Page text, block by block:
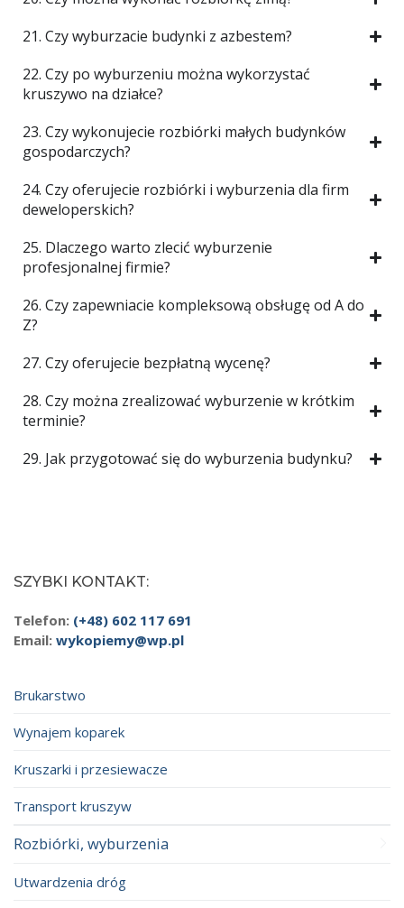
21. Czy wyburzacie budynki z azbestem?
22. Czy po wyburzeniu można wykorzystać
kruszywo na działce?
23. Czy wykonujecie rozbiórki małych budynków
gospodarczych?
24. Czy oferujecie rozbiórki i wyburzenia dla firm
deweloperskich?
25. Dlaczego warto zlecić wyburzenie
profesjonalnej firmie?
26. Czy zapewniacie kompleksową obsługę od A do
Z?
27. Czy oferujecie bezpłatną wycenę?
28. Czy można zrealizować wyburzenie w krótkim
terminie?
29. Jak przygotować się do wyburzenia budynku?
SZYBKI KONTAKT:
Telefon: (+48) 602 117 691
Email: wykopiemy@wp.pl
Brukarstwo
Wynajem koparek
Kruszarki i przesiewacze
Transport kruszyw
Rozbiórki, wyburzenia
Utwardzenia dróg